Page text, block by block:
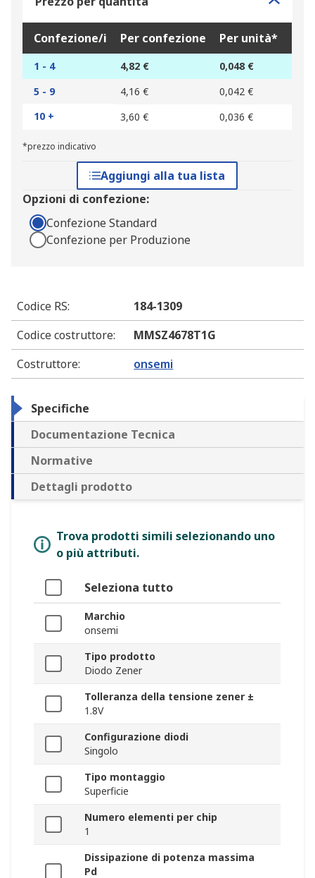
Confezione/i Per confezione Per unità*
1 - 4 4,82 €
0,048 €
5 - 9
4,16 €
0,042 €
10 +
3,60 € 0,036 €
*prezzo indicativo
Aggiungi alla tua lista
Opzioni di confezione:
Confezione Standard
Confezione per Produzione
Codice RS:
184-1309
Codice costruttore:
MMSZ4678T1G
Costruttore: onsemi
Specifiche
Documentazione Tecnica
Normative
Dettagli prodotto
Trova prodotti simili selezionando uno
o più attributi.
Seleziona tutto
Marchio
onsemi
Tipo prodotto
Diodo Zener
Tolleranza della tensione zener ±
1.8V
Configurazione diodi
Singolo
Tipo montaggio
Superficie
Numero elementi per chip
1
Dissipazione di potenza massima
Pd